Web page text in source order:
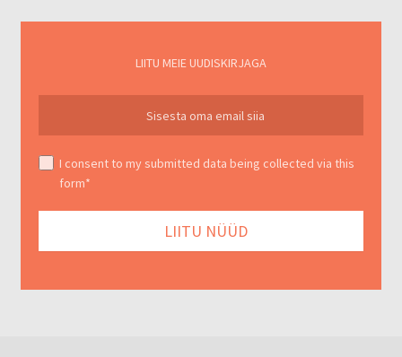
LIITU MEIE UUDISKIRJAGA
I consent to my submitted data being collected via this
form*